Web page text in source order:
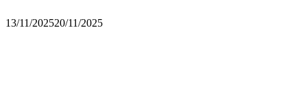
13/11/202520/11/2025